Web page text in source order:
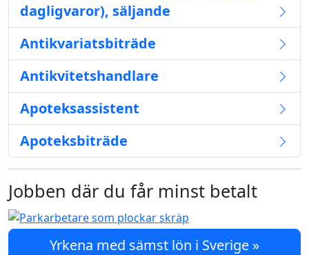
dagligvaror), säljande
Antikvariatsbiträde
Antikvitetshandlare
Apoteksassistent
Apoteksbiträde
Jobben där du får minst betalt
Yrkena med sämst lön i Sverige »